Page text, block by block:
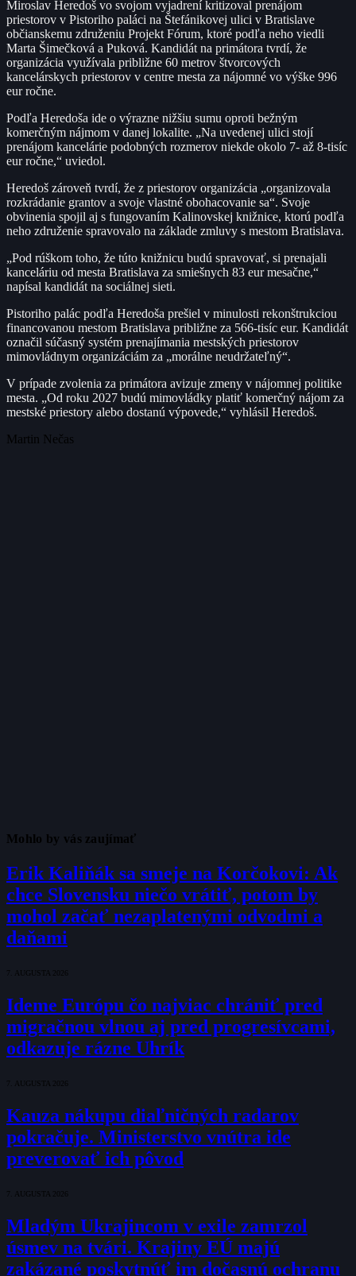
Miroslav Heredoš vo svojom vyjadrení kritizoval prenájom
priestorov v Pistoriho paláci na Štefánikovej ulici v Bratislave
občianskemu združeniu Projekt Fórum, ktoré podľa neho viedli
Marta Šimečková a Puková. Kandidát na primátora tvrdí, že
organizácia využívala približne 60 metrov štvorcových
kancelárskych priestorov v centre mesta za nájomné vo výške 996
eur ročne.
Podľa Heredoša ide o výrazne nižšiu sumu oproti bežným
komerčným nájmom v danej lokalite. „Na uvedenej ulici stojí
prenájom kancelárie podobných rozmerov niekde okolo 7- až 8-tisíc
eur ročne,“ uviedol.
Heredoš zároveň tvrdí, že z priestorov organizácia „organizovala
rozkrádanie grantov a svoje vlastné obohacovanie sa“. Svoje
obvinenia spojil aj s fungovaním Kalinovskej knižnice, ktorú podľa
neho združenie spravovalo na základe zmluvy s mestom Bratislava.
„Pod rúškom toho, že túto knižnicu budú spravovať, si prenajali
kanceláriu od mesta Bratislava za smiešnych 83 eur mesačne,“
napísal kandidát na sociálnej sieti.
Pistoriho palác podľa Heredoša prešiel v minulosti rekonštrukciou
financovanou mestom Bratislava približne za 566-tisíc eur. Kandidát
označil súčasný systém prenajímania mestských priestorov
mimovládnym organizáciám za „morálne neudržateľný“.
V prípade zvolenia za primátora avizuje zmeny v nájomnej politike
mesta. „Od roku 2027 budú mimovládky platiť komerčný nájom za
mestské priestory alebo dostanú výpovede,“ vyhlásil Heredoš.
Martin Nečas
Mohlo by vás zaujímať
Erik Kaliňák sa smeje na Korčokovi: Ak
chce Slovensku niečo vrátiť, potom by
mohol začať nezaplatenými odvodmi a
daňami
7. AUGUSTA 2026
Ideme Európu čo najviac chrániť pred
migračnou vlnou aj pred progresívcami,
odkazuje rázne Uhrík
7. AUGUSTA 2026
Kauza nákupu diaľničných radarov
pokračuje. Ministerstvo vnútra ide
preverovať ich pôvod
7. AUGUSTA 2026
Mladým Ukrajincom v exile zamrzol
úsmev na tvári. Krajiny EÚ majú
zakázané poskytnúť im dočasnú ochranu